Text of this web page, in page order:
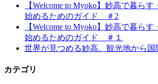
【Welcome to Myoko】妙高で暮ら
始めるためのガイド ＃2
【Welcome to Myoko】妙高で暮ら
始めるためのガイド ＃１
世界が見つめる妙高。観光地から国
カテゴリ